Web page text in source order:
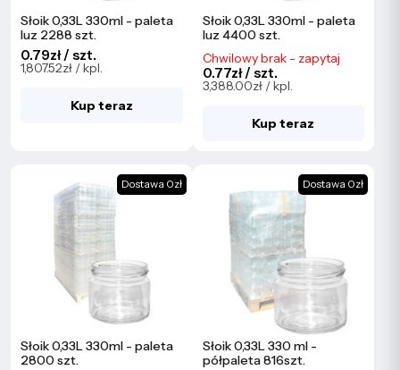
Słoik 0,33L 330ml - paleta
luz 2288 szt.
0.79zł / szt.
1,807.52zł / kpl.
Kup teraz
Słoik 0,33L 330ml - paleta
luz 4400 szt.
Chwilowy brak - zapytaj
0.77zł / szt.
3,388.00zł / kpl.
Kup teraz
Dostawa 0zł
Słoik 0,33L 330ml - paleta
2800 szt.
Dostawa 0zł
Słoik 0,33L 330 ml -
półpaleta 816szt.